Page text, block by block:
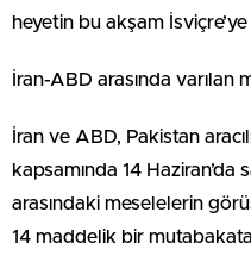
heyetin bu akşam İsviçre’ye
İran-ABD arasında varılan
İran ve ABD, Pakistan
kapsamında 14
arasındaki meselelerin
14 maddelik bir